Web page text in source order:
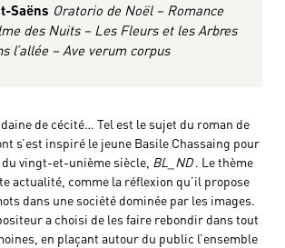
Saëns Oratorio de Noël – Romance
des Nuits – Les Fleurs et les Arbres
l’allée – Ave verum corpus
de cécité… Tel est le sujet du roman de
s’est inspiré le jeune Basile Chassaing pour
vingt-et-unième siècle, BL_ND. Le thème
actualité, comme la réflexion qu’il propose
dans une société dominée par les images.
a choisi de les faire rebondir dans tout
en plaçant autour du public l’ensemble